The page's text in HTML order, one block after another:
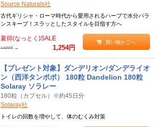
Source Naturals社
古代ギリシャ・ローマ時代から愛用されるハーブで水分バラ
ンスキープ！スラッとしたスタイルを目指す方へ
夏得(なっとく)SALE
1,320円 → 1,254円
買い物かごへ
【プレゼント対象】ダンデリオン/ダンデライオ
ン（西洋タンポポ） 180粒 Dandelion 180粒
Solaray ソラレー
180粒（カプセル）※約45日分
Solaray社
トイレの回数を増やして、体のむくみ対策